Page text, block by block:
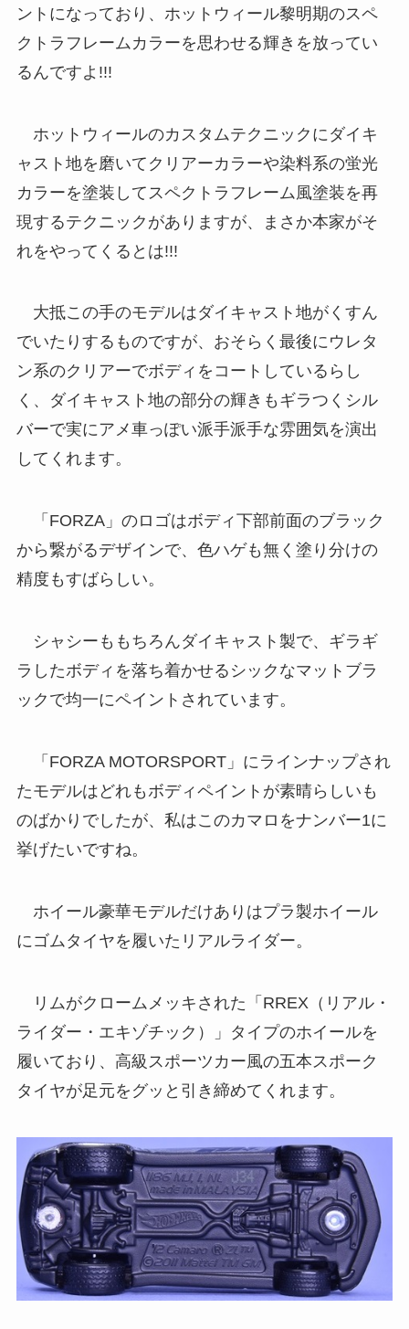
ントになっており、ホットウィール黎明期のスペ
クトラフレームカラーを思わせる輝きを放ってい
るんですよ!!!
ホットウィールのカスタムテクニックにダイキ
ャスト地を磨いてクリアーカラーや染料系の蛍光
カラーを塗装してスペクトラフレーム風塗装を再
現するテクニックがありますが、まさか本家がそ
れをやってくるとは!!!
大抵この手のモデルはダイキャスト地がくすん
でいたりするものですが、おそらく最後にウレタ
ン系のクリアーでボディをコートしているらし
く、ダイキャスト地の部分の輝きもギラつくシル
バーで実にアメ車っぽい派手派手な雰囲気を演出
してくれます。
「FORZA」のロゴはボディ下部前面のブラック
から繋がるデザインで、色ハゲも無く塗り分けの
精度もすばらしい。
シャシーももちろんダイキャスト製で、ギラギ
ラしたボディを落ち着かせるシックなマットブラ
ックで均一にペイントされています。
「FORZA MOTORSPORT」にラインナップされ
たモデルはどれもボディペイントが素晴らしいも
のばかりでしたが、私はこのカマロをナンバー1に
挙げたいですね。
ホイール豪華モデルだけありはプラ製ホイール
にゴムタイヤを履いたリアルライダー。
リムがクロームメッキされた「RREX（リアル・
ライダー・エキゾチック）」タイプのホイールを
履いており、高級スポーツカー風の五本スポーク
タイヤが足元をグッと引き締めてくれます。